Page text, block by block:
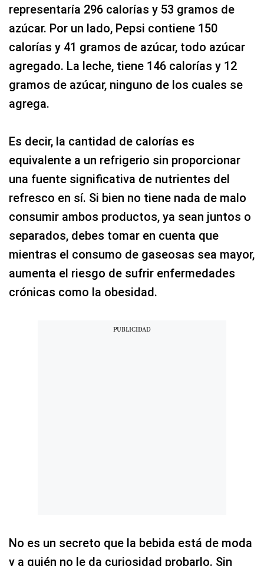
representaría 296 calorías y 53 gramos de
azúcar. Por un lado, Pepsi contiene 150
calorías y 41 gramos de azúcar, todo azúcar
agregado. La leche, tiene 146 calorías y 12
gramos de azúcar, ninguno de los cuales se
agrega.
Es decir, la cantidad de calorías es
equivalente a un refrigerio sin proporcionar
una fuente significativa de nutrientes del
refresco en sí. Si bien no tiene nada de malo
consumir ambos productos, ya sean juntos o
separados, debes tomar en cuenta que
mientras el consumo de gaseosas sea mayor,
aumenta el riesgo de sufrir enfermedades
crónicas como la obesidad.
No es un secreto que la bebida está de moda
y a quién no le da curiosidad probarlo. Sin